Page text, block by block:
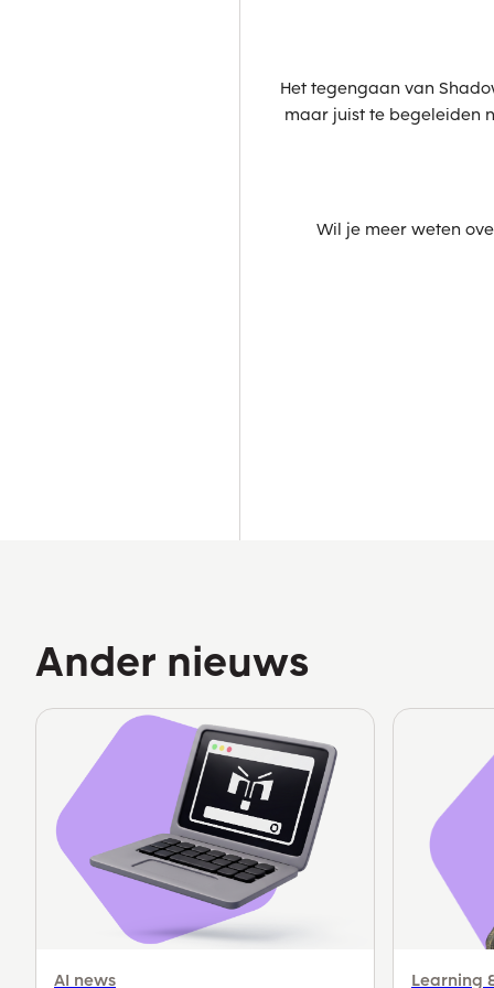
Het tegengaan van
maar juist te begeleiden
Wil je meer weten
Ander nieuws
AI news Learning